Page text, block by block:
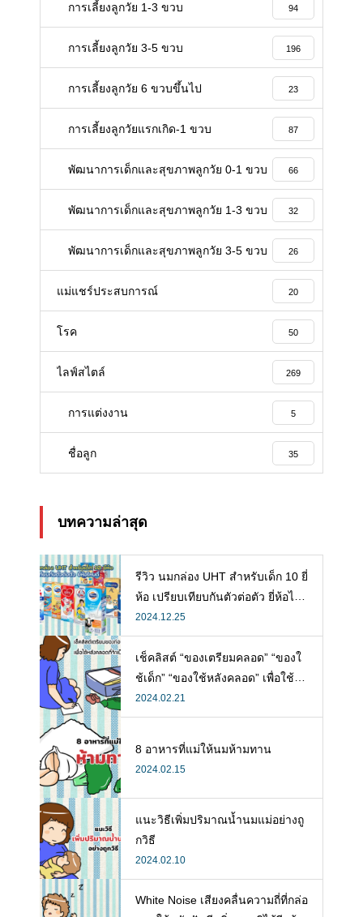
การเลี้ยงลูกวัย 1-3 ขวบ 94
การเลี้ยงลูกวัย 3-5 ขวบ 196
การเลี้ยงลูกวัย 6 ขวบขึ้นไป 23
การเลี้ยงลูกวัยแรกเกิด-1 ขวบ 87
พัฒนาการเด็กและสุขภาพลูกวัย 0-1 ขวบ 66
พัฒนาการเด็กและสุขภาพลูกวัย 1-3 ขวบ 32
พัฒนาการเด็กและสุขภาพลูกวัย 3-5 ขวบ 26
แม่แชร์ประสบการณ์ 20
โรค 50
ไลฟ์สไตล์ 269
การแต่งงาน 5
ชื่อลูก 35
บทความล่าสุด
รีวิว นมกล่อง UHT สำหรับเด็ก 10 ยี่
ห้อ เปรียบเทียบกันตัวต่อตัว ยี่ห้อไห
นดี พร้อมแนะวิธีการเลือกนมกล่องใ
ห้ลูก
2024.12.25
เช็คลิสต์ “ของเตรียมคลอด” “ของใ
ช้เด็ก” “ของใช้หลังคลอด” เพื่อใช้ห
ลังคลอดที่จำเป็น
2024.02.21
8 อาหารที่แม่ให้นมห้ามทาน
2024.02.15
แนะวิธีเพิ่มปริมาณน้ำนมแม่อย่างถู
กวิธี
2024.02.10
White Noise เสียงคลื่นความถี่ที่กล่อ